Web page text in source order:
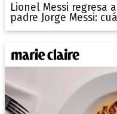
Lionel Messi regresa
padre Jorge Messi: